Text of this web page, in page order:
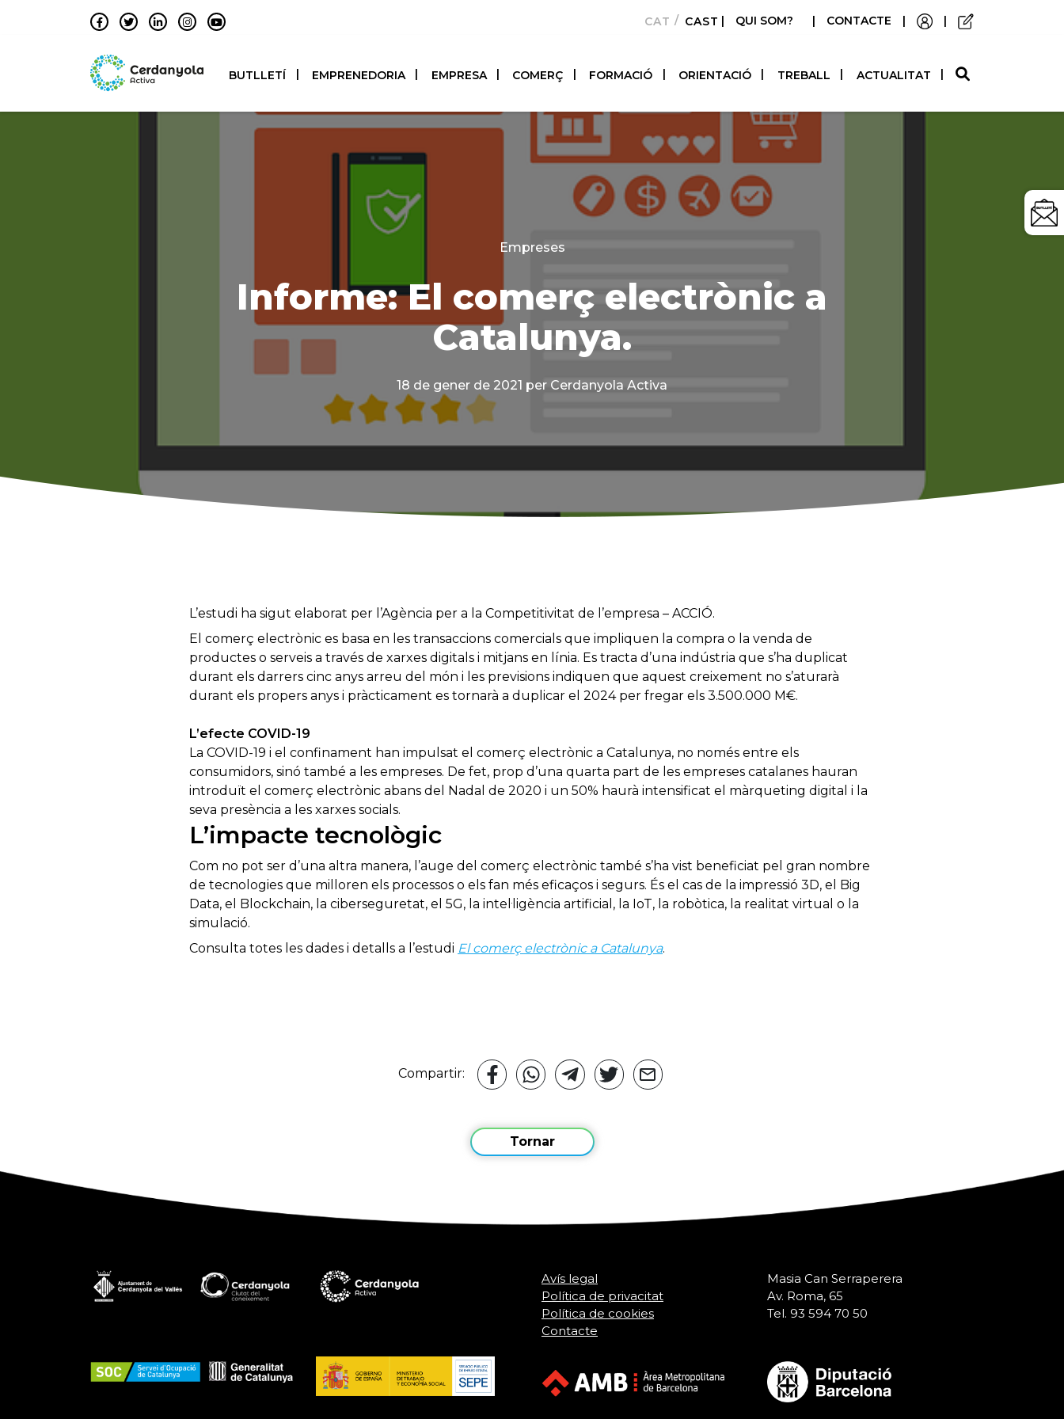
CATALÀCASTELLANO
| QUI SOM? | CONTACTE | |
BUTLLETÍ EMPRENEDORIA EMPRESA COMERÇ FORMACIÓ ORIENTACIÓ TREBALL ACTUALITAT
Categories
Empreses
Informe: El comerç electrònic a
Catalunya.
18 de gener de 2021 per Cerdanyola Activa
L’estudi ha sigut elaborat per l’Agència per a la Competitivitat de l’empresa – ACCIÓ.
El comerç electrònic es basa en les transaccions comercials que impliquen la compra o la venda de
productes o serveis a través de xarxes digitals i mitjans en línia. Es tracta d’una indústria que s’ha duplicat
durant els darrers cinc anys arreu del món i les previsions indiquen que aquest creixement no s’aturarà
durant els propers anys i pràcticament es tornarà a duplicar el 2024 per fregar els 3.500.000 M€.
L’efecte COVID-19
La COVID-19 i el confinament han impulsat el comerç electrònic a Catalunya, no només entre els
consumidors, sinó també a les empreses. De fet, prop d’una quarta part de les empreses catalanes hauran
introduït el comerç electrònic abans del Nadal de 2020 i un 50% haurà intensificat el màrqueting digital i la
seva presència a les xarxes socials.
L’impacte tecnològic
Com no pot ser d’una altra manera, l’auge del comerç electrònic també s’ha vist beneficiat pel gran nombre
de tecnologies que milloren els processos o els fan més eficaços i segurs. És el cas de la impressió 3D, el Big
Data, el Blockchain, la ciberseguretat, el 5G, la intel·ligència artificial, la IoT, la robòtica, la realitat virtual o la
simulació.
Consulta totes les dades i detalls a l’estudi El comerç electrònic a Catalunya.
Compartir:
Tornar
Avís legal
Política de privacitat
Política de cookies
Contacte
Masia Can Serraperera
Av. Roma, 65
Tel. 93 594 70 50